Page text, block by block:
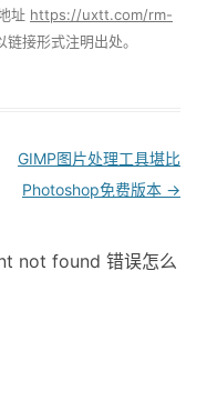
址 https://uxtt.com/rm-
链接形式注明出处。
GIMP图片处理工具堪比
Photoshop免费版本 →
not found 错误怎么